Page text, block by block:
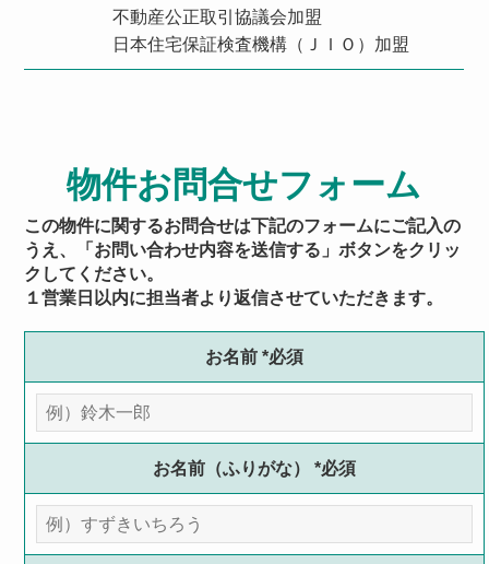
不動産公正取引協議会加盟
日本住宅保証検査機構（ＪＩＯ）加盟
物件お問合せフォーム
この物件に関するお問合せは下記のフォームにご記入の
うえ、「お問い合わせ内容を送信する」ボタンをクリッ
クしてください。
１営業日以内に担当者より返信させていただきます。
お名前*必須
お名前（ふりがな）*必須